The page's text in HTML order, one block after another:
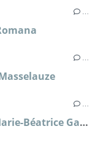
La falaise de la Repentie, tome 1 ; Marie-Béatrice Gauvin